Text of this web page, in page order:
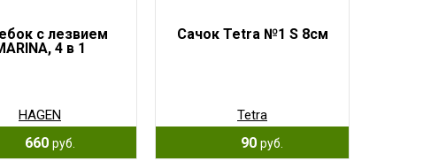
с лезвием
4 в 1
HAGEN
660 руб.
Сачок Tetra №1 S 8см
Tetra
90 руб.